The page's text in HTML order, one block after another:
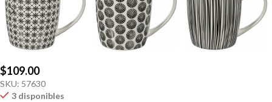
$109.00
SKU: 57630
3 disponibles